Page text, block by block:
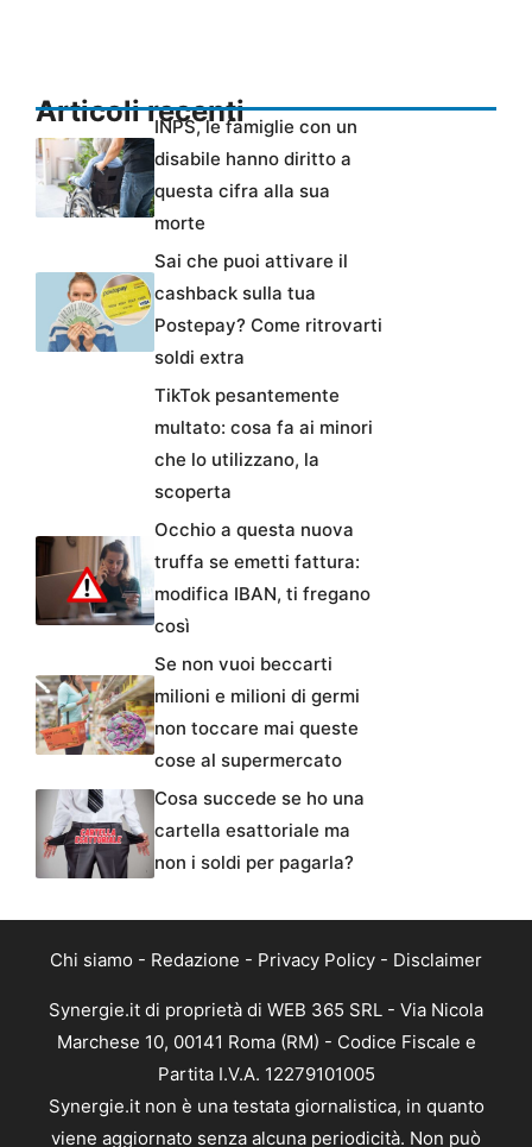
Articoli recentiINPS, le famiglie con un
disabile hanno diritto a
questa cifra alla sua
morte
Sai che puoi attivare il
cashback sulla tua
Postepay? Come ritrovarti
soldi extra
TikTok pesantemente
multato: cosa fa ai minori
che lo utilizzano, la
scoperta
Occhio a questa nuova
truffa se emetti fattura:
modifica IBAN, ti fregano
così
Se non vuoi beccarti
milioni e milioni di germi
non toccare mai queste
cose al supermercato
Cosa succede se ho una
cartella esattoriale ma
non i soldi per pagarla?
Chi siamo - Redazione - Privacy Policy - Disclaimer
Synergie.it di proprietà di WEB 365 SRL - Via Nicola
Marchese 10, 00141 Roma (RM) - Codice Fiscale e
Partita I.V.A. 12279101005
Synergie.it non è una testata giornalistica, in quanto
viene aggiornato senza alcuna periodicità. Non può